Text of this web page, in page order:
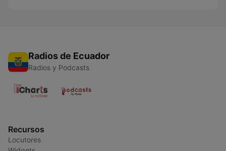
Radios de Ecuador
Radios y Podcasts
Recursos
Locutores